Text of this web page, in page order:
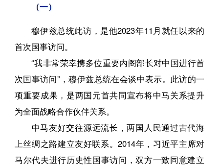
（一）
穆伊兹总统此访，是他2023年11月就任以来的
首次国事访问。
“我非常荣幸携多位重要内阁部长对中国进行首
次国事访问”，穆伊兹总统在会谈中表示。此访的一
项重要成果，是两国元首共同宣布将中马关系提升
为全面战略合作伙伴关系。
中马友好交往源远流长，两国人民通过古代海
上丝绸之路建立友好联系。2014年，习近平主席对
马尔代夫进行历史性国事访问，双方一致同意建立